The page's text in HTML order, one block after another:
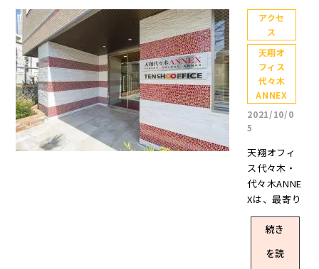
初めて……
初めてプチ
バズリ！！
こんな日が
来るだなん
て(´；ω；`)
ｳｩｩ フォロ
ーしてくだ
ありがとう
ございま
す！スタッ
フブログ以
外のSNSも
ぜひご覧い
ただけます
アクセ
ス
天翔オ
フィス
代々木
ANNEX
2021/10/0
5
天翔オフィ
ス代々木・
代々木ANNE
Xは、最寄り
駅の「代々
木駅」から
徒歩2分！ J
R「代々木
続き
を読